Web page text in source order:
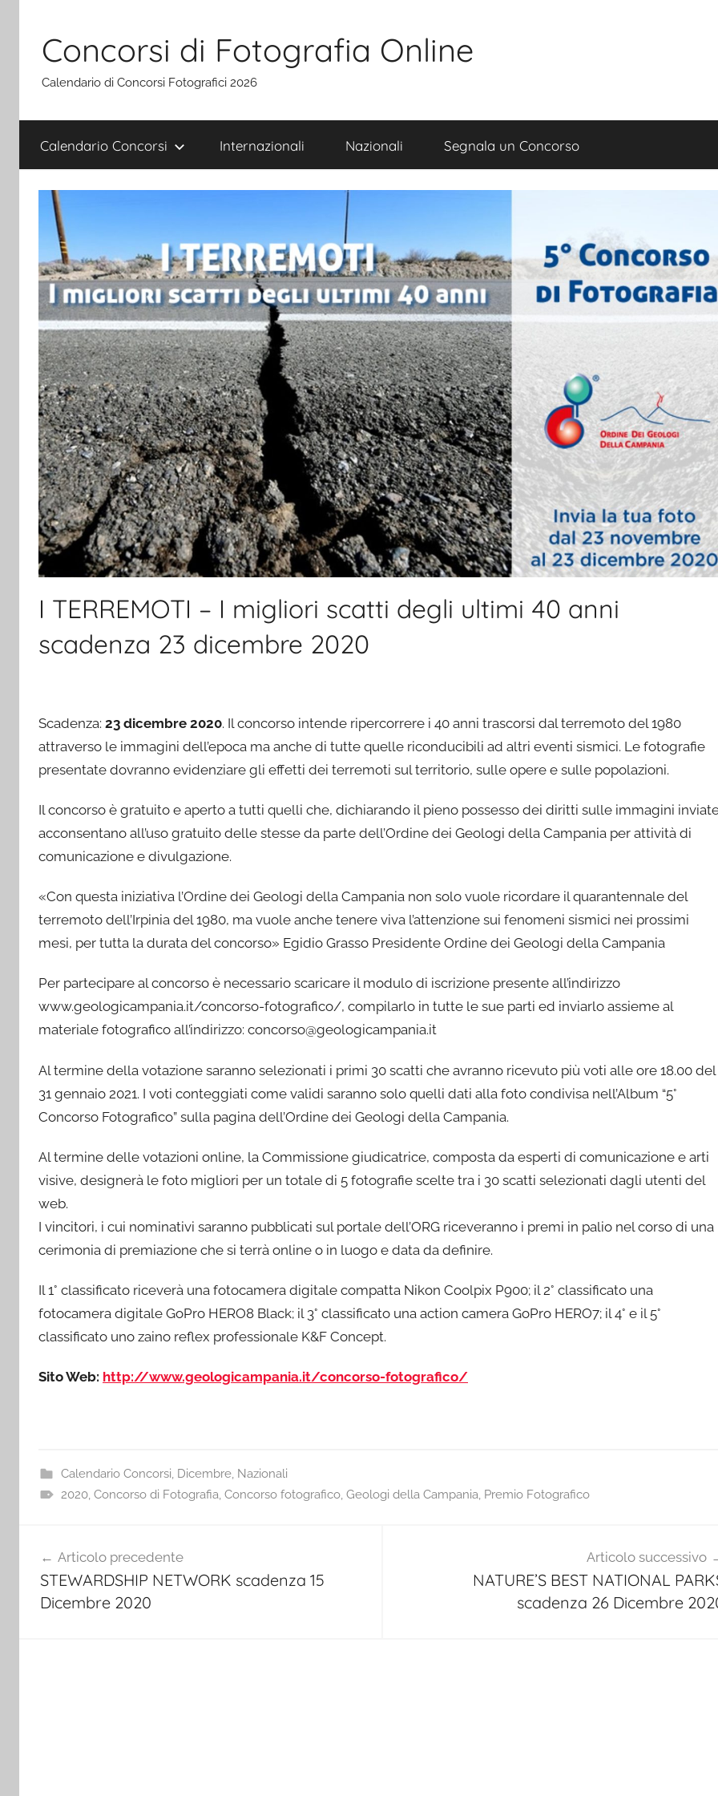
contenuto
Concorsi di Fotografia Online
Calendario di Concorsi Fotografici 2026
Calendario Concorsi Internazionali Nazionali Segnala un Concorso
I TERREMOTI – I migliori scatti degli ultimi 40 anni
scadenza 23 dicembre 2020
Scadenza: 23 dicembre 2020. Il concorso intende ripercorrere i 40 anni trascorsi dal terremoto del 1980
attraverso le immagini dell’epoca ma anche di tutte quelle riconducibili ad altri eventi sismici. Le fotografie
presentate dovranno evidenziare gli effetti dei terremoti sul territorio, sulle opere e sulle popolazioni.
Il concorso è gratuito e aperto a tutti quelli che, dichiarando il pieno possesso dei diritti sulle immagini
acconsentano all’uso gratuito delle stesse da parte dell’Ordine dei Geologi della Campania per attività di
comunicazione e divulgazione.
«Con questa iniziativa l’Ordine dei Geologi della Campania non solo vuole ricordare il quarantennale del
terremoto dell’Irpinia del 1980, ma vuole anche tenere viva l’attenzione sui fenomeni sismici nei prossimi
mesi, per tutta la durata del concorso» Egidio Grasso Presidente Ordine dei Geologi della Campania
Per partecipare al concorso è necessario scaricare il modulo di iscrizione presente all’indirizzo
www.geologicampania.it/concorso-fotografico/, compilarlo in tutte le sue parti ed inviarlo assieme al
materiale fotografico all’indirizzo: concorso@geologicampania.it
Al termine della votazione saranno selezionati i primi 30 scatti che avranno ricevuto più voti alle ore 18.00 del
31 gennaio 2021. I voti conteggiati come validi saranno solo quelli dati alla foto condivisa nell’Album “5°
Concorso Fotografico” sulla pagina dell’Ordine dei Geologi della Campania.
Al termine delle votazioni online, la Commissione giudicatrice, composta da esperti di comunicazione e arti
visive, designerà le foto migliori per un totale di 5 fotografie scelte tra i 30 scatti selezionati dagli utenti del
web.
I vincitori, i cui nominativi saranno pubblicati sul portale dell’ORG riceveranno i premi in palio nel corso di una
cerimonia di premiazione che si terrà online o in luogo e data da definire.
Il 1° classificato riceverà una fotocamera digitale compatta Nikon Coolpix P900; il 2° classificato una
fotocamera digitale GoPro HERO8 Black; il 3° classificato una action camera GoPro HERO7; il 4° e il 5°
classificato uno zaino reflex professionale K&F Concept.
Sito Web: http://www.geologicampania.it/concorso-fotografico/
Calendario Concorsi Dicembre, Nazionali
2020, Concorso di Fotografia Concorso fotografico, Geologi della Campania Premio Fotografico
articoli
Articolo precedente
STEWARDSHIP NETWORK scadenza 15
Dicembre 2020
Articolo successivo
NATURE’S BEST NATIONAL
scadenza 26 Dicembre